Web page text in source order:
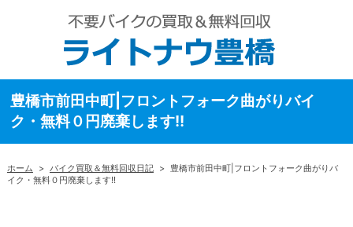
豊橋市前田中町|フロントフォーク曲がりバイ
ク・無料０円廃棄します!!
ホーム > バイク買取＆無料回収日記 > 豊橋市前田中町|フロントフォーク曲がりバ
イク・無料０円廃棄します!!